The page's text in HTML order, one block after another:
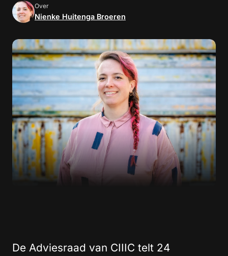
Over
Nienke Huitenga Broeren
De Adviesraad van CIIIC telt 24